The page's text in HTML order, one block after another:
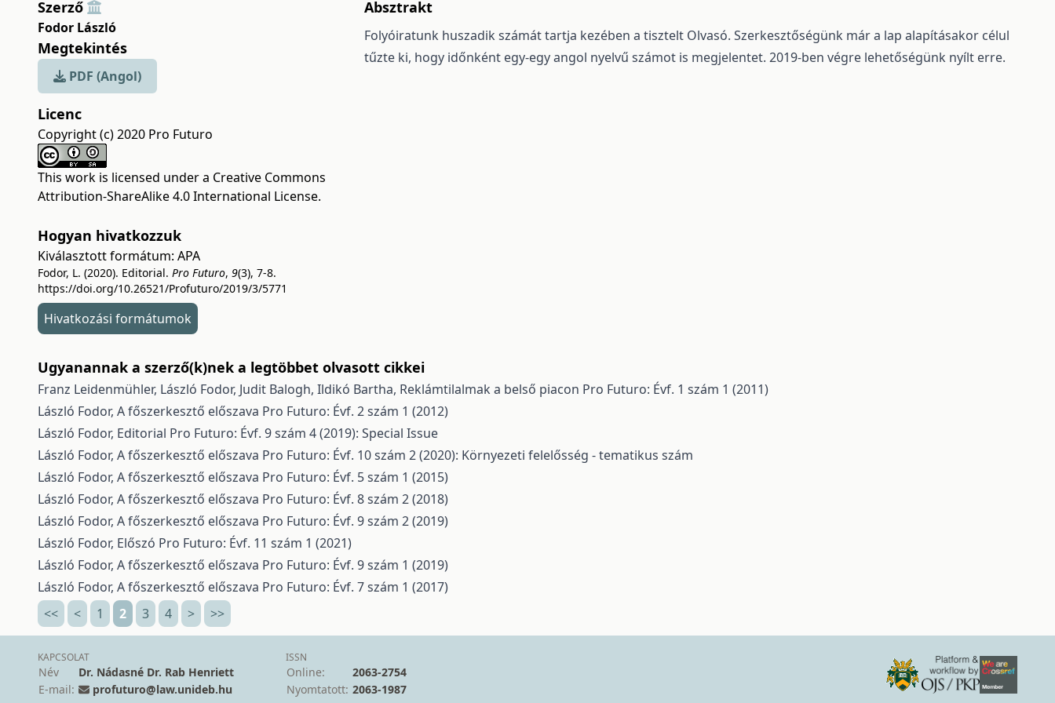
Szerző
Fodor László
Megtekintés
PDF (Angol)
Licenc
Copyright (c) 2020 Pro Futuro
This work is licensed under a Creative Commons
Attribution-ShareAlike 4.0 International License.
Hogyan hivatkozzuk
Kiválasztott formátum: APA
Fodor, L. (2020). Editorial. Pro Futuro, 9(3), 7-8.
https://doi.org/10.26521/Profuturo/2019/3/5771
Hivatkozási formátumok
Absztrakt
Folyóiratunk huszadik számát tartja kezében a tisztelt Olvasó. Szerkesztőségünk már a lap alapításakor célul
tűzte ki, hogy időnként egy-egy angol nyelvű számot is megjelentet. 2019-ben végre lehetőségünk nyílt erre.
Ugyanannak a szerző(k)nek a legtöbbet olvasott cikkei
Franz Leidenmühler, László Fodor, Judit Balogh, Ildikó Bartha, Reklámtilalmak a belső piacon Pro Futuro: Évf. 1 szám 1 (2011)
László Fodor, A főszerkesztő előszava Pro Futuro: Évf. 2 szám 1 (2012)
László Fodor, Editorial Pro Futuro: Évf. 9 szám 4 (2019): Special Issue
László Fodor, A főszerkesztő előszava Pro Futuro: Évf. 10 szám 2 (2020): Környezeti felelősség - tematikus szám
László Fodor, A főszerkesztő előszava Pro Futuro: Évf. 5 szám 1 (2015)
László Fodor, A főszerkesztő előszava Pro Futuro: Évf. 8 szám 2 (2018)
László Fodor, A főszerkesztő előszava Pro Futuro: Évf. 9 szám 2 (2019)
László Fodor, Előszó Pro Futuro: Évf. 11 szám 1 (2021)
László Fodor, A főszerkesztő előszava Pro Futuro: Évf. 9 szám 1 (2019)
László Fodor, A főszerkesztő előszava Pro Futuro: Évf. 7 szám 1 (2017)
<<
< 1 2 3 4 > >>
KAPCSOLAT
Név
Dr. Nádasné Dr. Rab Henriett
E-mail:
profuturo@law.unideb.hu
ISSN
Online:
2063-2754
Nyomtatott: 2063-1987